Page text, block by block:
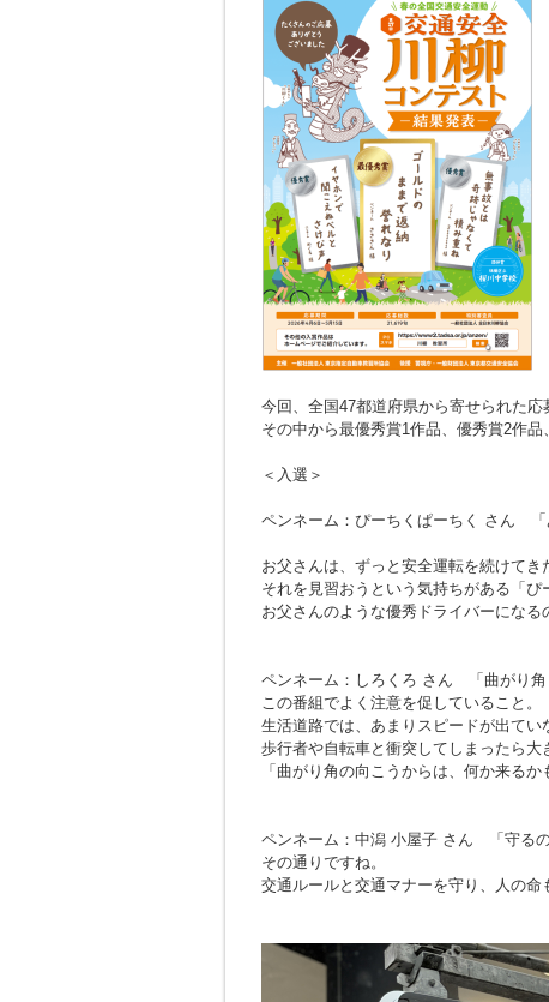
今回、全国47都道府県から寄せられた応
その中から最優秀賞1作品、優秀賞2作品
＜入選＞
ペンネーム：ぴーちくぱーちく さん
お父さんは、ずっと安全運転を続けてき
それを見習おうという気持ちがある「ぴ
お父さんのような優秀ドライバーになる
ペンネーム：しろくろ さん
「曲がり
この番組でよく注意を促していること。
生活道路では、あまりスピードが出てい
歩行者や自転車と衝突してしまったら大
「曲がり角の向こうからは、何か来る
ペンネーム：中潟 小屋子 さん 「 守る
その通りですね。
交通ルールと交通マナーを守り、人の命